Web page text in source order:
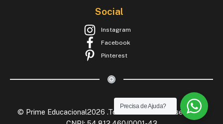
Social
Instagram
Facebook
Pinterest
© Prime Educacional2026 .Todos os Direitos Reservados.
Precisa de Ajuda?